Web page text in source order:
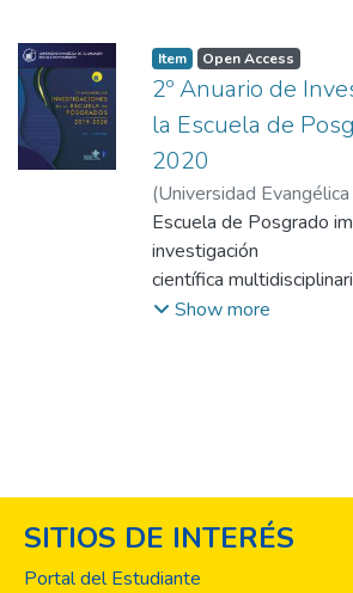
Item Open Access
2º Anuario de
la Escuela de
2020
(Universidad
2020)Direcciones de
Escuela de Posgrado
investigación
científica
vive una evolución
conocimiento científico
sociedad.
Show more
SITIOS DE INTERÉS
Portal del Estudiante